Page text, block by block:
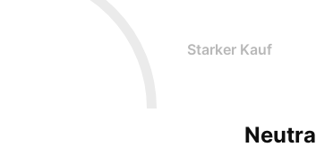
Starker Kauf